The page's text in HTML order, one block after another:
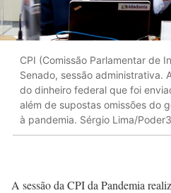
CPI (Comissão Parlamentar de
Senado, sessão administrativa.
do dinheiro federal que foi
além de supostas omissões do
à pandemia. Sérgio Lima/
A sessão da CPI da Pandemia